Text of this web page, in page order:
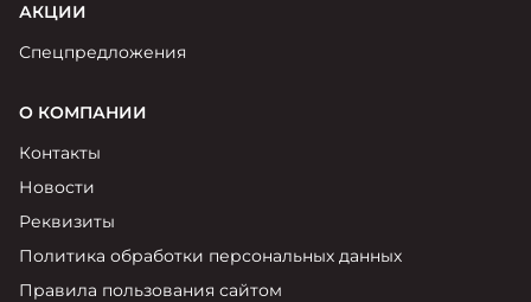
АКЦИИ
Спецпредложения
О КОМПАНИИ
Контакты
Новости
Реквизиты
Политика обработки персональных данных
Правила пользования сайтом